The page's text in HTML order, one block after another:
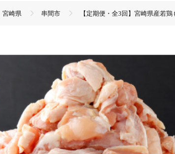
宮崎県 串間市 【定期便・全3回】宮崎県産若